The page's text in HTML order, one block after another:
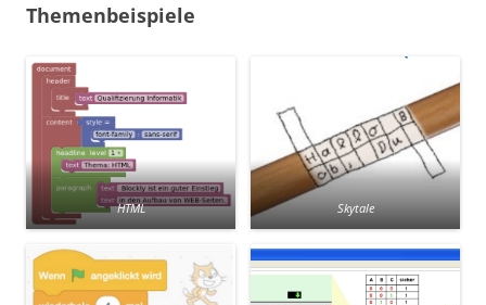
Themenbeispiele
HTML Skytale